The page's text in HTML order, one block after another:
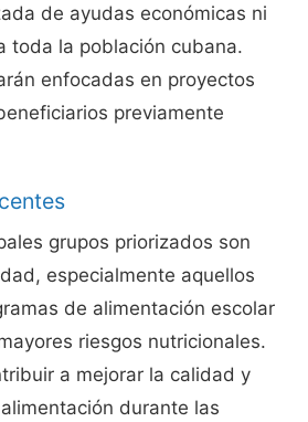
de ayudas económicas ni
toda la población cubana.
enfocadas en proyectos
previamente
grupos priorizados son
especialmente aquellos
de alimentación escolar
riesgos nutricionales.
a mejorar la calidad y
durante las